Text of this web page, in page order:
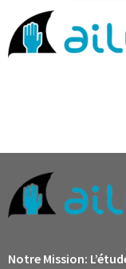
Notre Mission: